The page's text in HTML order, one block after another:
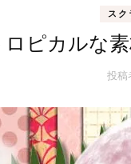
スク
ピカルな
投稿